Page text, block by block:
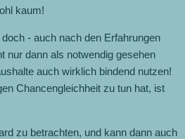
kaum!
- auch nach den Erfahrungen
nur dann als notwendig gesehen
auch wirklich bindend nutzen!
Chancengleichheit zu tun hat, ist
zu betrachten, und kann dann auch